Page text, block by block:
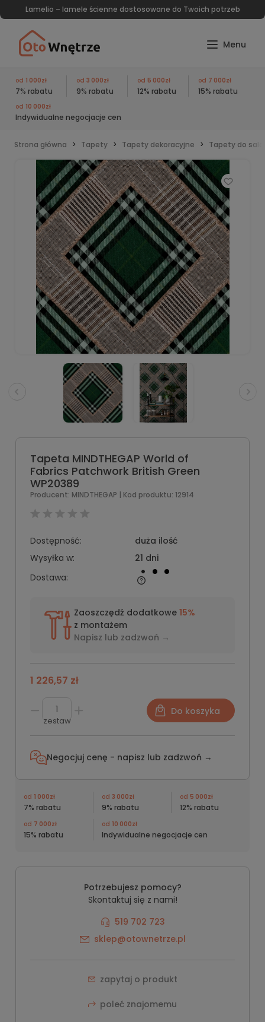
Lamelio – lamele ścienne dostosowane do Twoich potrzeb
od 1 000zł
7% rabatu
od 3 000zł
9% rabatu
od 5 000zł
12% rabatu
od 7 000zł
15% rabatu
od 10 000zł
Indywidualne negocjacje cen
Strona główna Tapety Tapety dekoracyjne Tapety do
Tapeta MINDTHEGAP World of
Fabrics Patchwork British Green
WP20389
Producent: MINDTHEGAP | Kod produktu: 12914
Dostępność:
duża ilość
Wysyłka w:
21 dni
Dostawa:
Zaoszczędź dodatkowe 15%
z montażem
Napisz lub zadzwoń →
1 226,57 zł
zestaw
Do koszyka
Negocjuj cenę - napisz lub zadzwoń →
od 1 000zł
7% rabatu
od 3 000zł
9% rabatu
od 5 000zł
12% rabatu
od 7 000zł
15% rabatu
od 10 000zł
Indywidualne negocjacje cen
Potrzebujesz pomocy?
Skontaktuj się z nami!
519 702 723
sklep@otownetrze.pl
zapytaj o produkt
poleć znajomemu